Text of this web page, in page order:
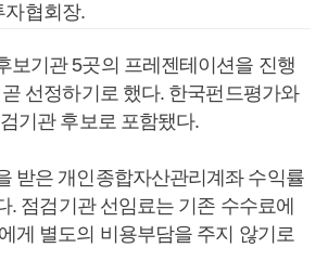
협회장.
보기관 5곳의 프레젠테이션을 진행
선정하기로 했다. 한국펀드평가와
기관 후보로 포함됐다.
받은 개인종합자산관리계좌 수익률
. 점검기관 선임료는 기존 수수료에
게 별도의 비용부담을 주지 않기로